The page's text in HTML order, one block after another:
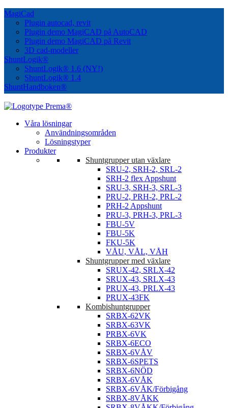
MagiCad
Plugin autocad, revit
Plugin demo MagiCAD på AutoCAD
Plugin demo MagiCAD på Revit
3D cad-modeller
ShuntLogik®
ShuntLogik® 1.6 (NY!)
ShuntLogik® 1.4
ShuntHandboken®
Våra lösningar
Användningsområden
Lösningstyper
Produkter
Shuntgrupper utan växlare
SRU-2, SRH-2, SRL-2
SRH-2 flex Appshunt
SRU-3, SRH-3, SRL-3
PRU-2, PRH-2, PRL-2
PRH-2 Appshunt
PRU-3, PRH-3, PRL-3
FBU-5K
FKU-5K
VÅU, VÅL, VÅH
Shuntgrupper med växlare
SRUX-42, SRLX-42
SRUX-43, SRLX-43
PRUX-43, PRLX-43
PRUX-43FK
Kombishuntgrupper
SRBX-62VK
SRBX-63VK
PRBX-6VK
SRBX-6ECO
SRBX-6VÅV
SRBX-6SPETS
SRBX-6NÖD
SRBX-6VÅK
SRBX-6VÅK/Förbigång
SRBX-8VÅKK